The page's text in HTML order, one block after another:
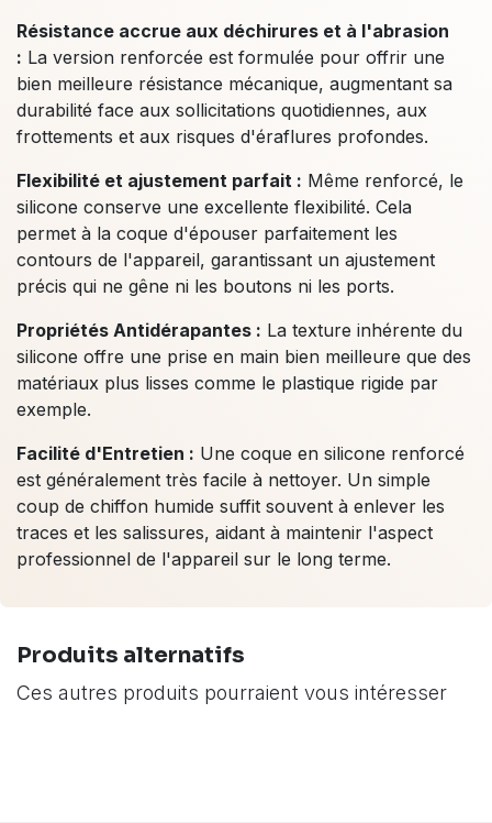
Résistance accrue aux déchirures et à l'abrasion
: La version renforcée est formulée pour offrir une
bien meilleure résistance mécanique, augmentant sa
durabilité face aux sollicitations quotidiennes, aux
frottements et aux risques d'éraflures profondes.
Flexibilité et ajustement parfait : Même renforcé, le
silicone conserve une excellente flexibilité. Cela
permet à la coque d'épouser parfaitement les
contours de l'appareil, garantissant un ajustement
précis qui ne gêne ni les boutons ni les ports.
Propriétés Antidérapantes : La texture inhérente du
silicone offre une prise en main bien meilleure que des
matériaux plus lisses comme le plastique rigide par
exemple.
Facilité d'Entretien : Une coque en silicone renforcé
est généralement très facile à nettoyer. Un simple
coup de chiffon humide suffit souvent à enlever les
traces et les salissures, aidant à maintenir l'aspect
professionnel de l'appareil sur le long terme.
Produits alternatifs
Ces autres produits pourraient vous intéresser